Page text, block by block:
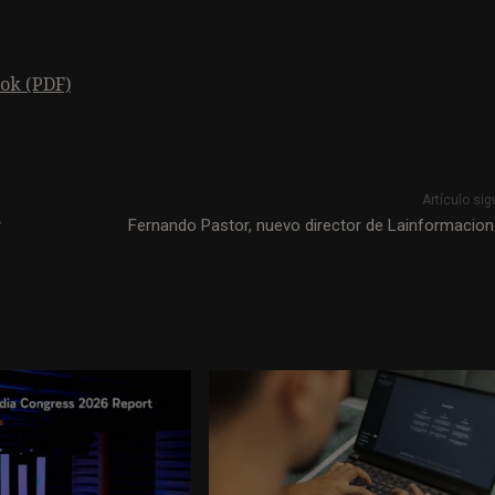
(PDF)
Artículo
Fernando Pastor, nuevo director de